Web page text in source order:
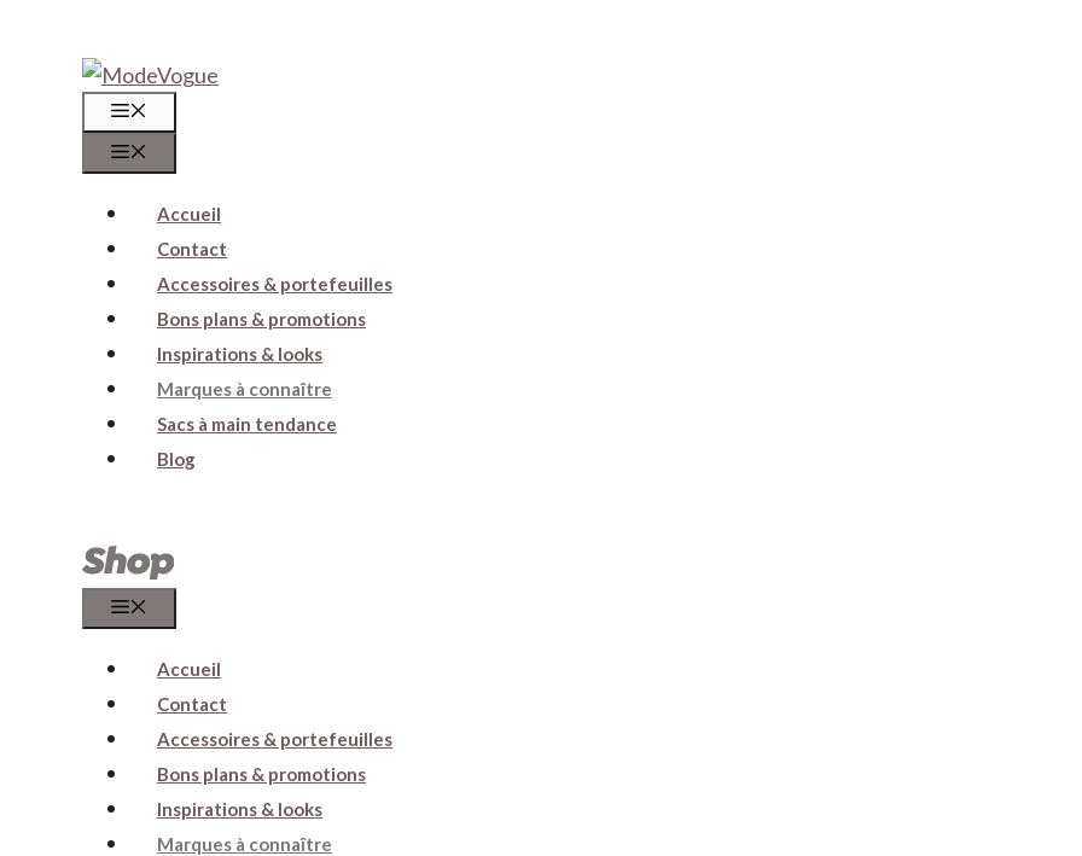
Aller
contenu
Accueil
Contact
Accessoires & portefeuilles
Bons plans & promotions
Inspirations & looks
Marques à connaître
Sacs à main tendance
Blog
Accueil
Contact
Accessoires & portefeuilles
Bons plans & promotions
Inspirations & looks
Marques à connaître